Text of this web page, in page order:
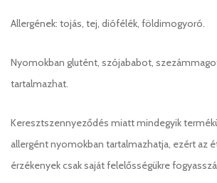
Allergének: tojás, tej, diófélék, földimogyoró.
Nyomokban glutént, szójababot,
tartalmazhat.
Keresztszennyeződés miatt mindegyik
allergént nyomokban tartalmazhatja, ezért az
érzékenyek csak saját felelősségükre